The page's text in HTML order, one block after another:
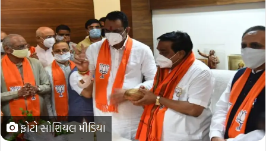
ફોટો સોશિયલ મીડિયા